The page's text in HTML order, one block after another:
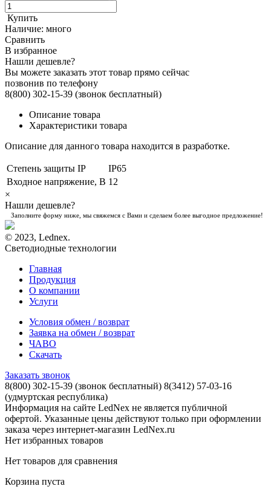
Купить
Наличие: много
Сравнить
В избранное
Нашли дешевле?
Вы можете заказать этот товар прямо сейчас
позвонив по телефону
8(800) 302-15-39 (звонок бесплатный)
Описание товара
Характеристики товара
Описание для данного товара находится в разработке.
Степень защиты IP
IP65
Входное напряжение, В 12
×
Нашли дешевле?
Заполните форму ниже, мы свяжемся с Вами и сделаем более выгодное предложение!
© 2023, Lednex.
Светодиодные технологии
Главная
Продукция
О компании
Услуги
Условия обмен / возврат
Заявка на обмен / возврат
ЧАВО
Скачать
Заказать звонок
8(800) 302-15-39 (звонок бесплатный) 8(3412) 57-03-16
(удмуртская республика)
Информация на сайте LedNex не является публичной
офертой. Указанные цены действуют только при оформлении
заказа через интернет-магазин LedNex.ru
Нет избранных товаров
Нет товаров для сравнения
Корзина пуста